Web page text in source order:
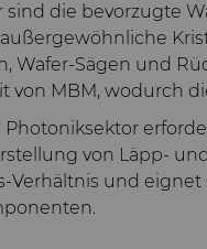
sind die bevorzugte
Wafer-Sägen und
von MBM, wodurch
Photoniksektor
von Läpp-
Verhältnis und